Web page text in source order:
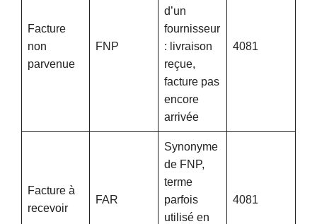
Facture
non
parvenue
FNP
d’un
fournisseur
: livraison
reçue,
facture pas
encore
arrivée
4081
Facture à
recevoir
FAR
Synonyme
de FNP,
terme
parfois
utilisé en
4081